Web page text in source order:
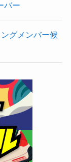
バー
グメンバー候